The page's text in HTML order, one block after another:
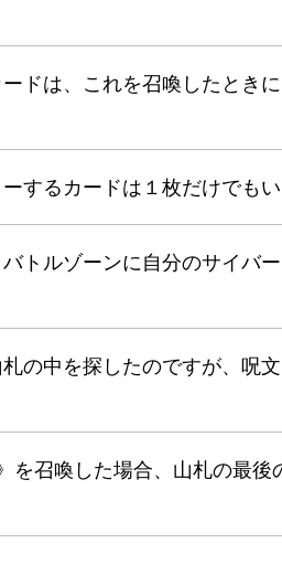
ドは、これを召喚したとき
するカードは１枚だけでも
トルゾーンに自分のサイバ
の中を探したのですが、呪
を召喚した場合、山札の最